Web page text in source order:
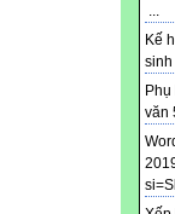
...
Kế
sinh
văn